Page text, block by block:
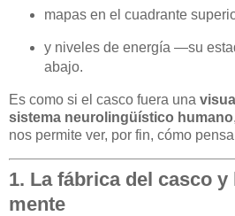
mapas en el cuadrante
y niveles de energía —su
abajo.
Es como si el casco fuera una
sistema neurolingüístico humano
nos permite ver, por fin, cómo
1. La fábrica del casco
mente